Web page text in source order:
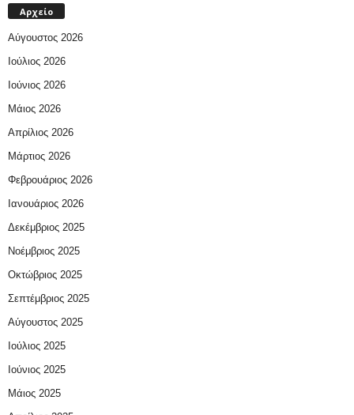
Αρχείο
Αύγουστος 2026
Ιούλιος 2026
Ιούνιος 2026
Μάιος 2026
Απρίλιος 2026
Μάρτιος 2026
Φεβρουάριος 2026
Ιανουάριος 2026
Δεκέμβριος 2025
Νοέμβριος 2025
Οκτώβριος 2025
Σεπτέμβριος 2025
Αύγουστος 2025
Ιούλιος 2025
Ιούνιος 2025
Μάιος 2025